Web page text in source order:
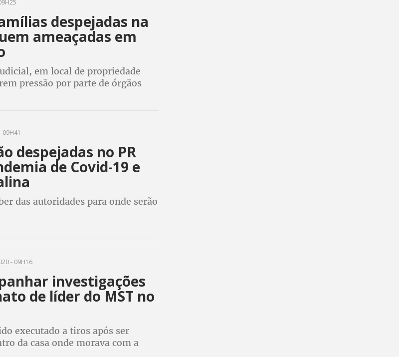
despejadas na
ameaçadas em
em local de propriedade
pressão por parte de órgãos
09H41
despejadas no PR
de Covid-19 e
das autoridades para onde serão
- 09H16
investigações
de líder do MST no
executado a tiros após ser
da casa onde morava com a